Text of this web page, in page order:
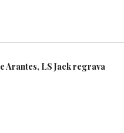
Arantes, LS Jack regrava